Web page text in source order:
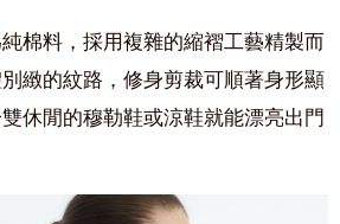
棉料，採用複雜的縮褶工藝精製而
緻的紋路，修身剪裁可順著身形顯
休閒的穆勒鞋或涼鞋就能漂亮出門